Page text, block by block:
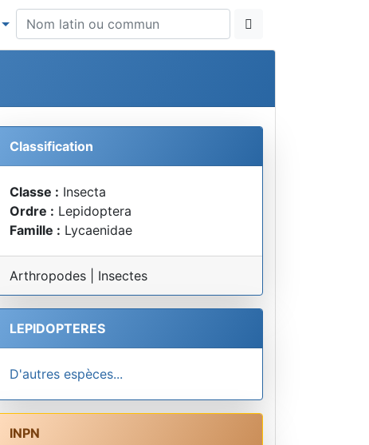
Classification
Classe : Insecta
Ordre : Lepidoptera
Famille : Lycaenidae
Arthropodes | Insectes
LEPIDOPTERES
D'autres espèces...
INPN